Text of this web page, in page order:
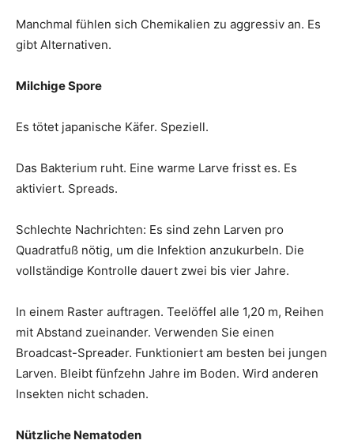
Manchmal fühlen sich Chemikalien zu aggressiv an. Es
gibt Alternativen.
Milchige Spore
Es tötet japanische Käfer. Speziell.
Das Bakterium ruht. Eine warme Larve frisst es. Es
aktiviert. Spreads.
Schlechte Nachrichten: Es sind zehn Larven pro
Quadratfuß nötig, um die Infektion anzukurbeln. Die
vollständige Kontrolle dauert zwei bis vier Jahre.
In einem Raster auftragen. Teelöffel alle 1,20 m, Reihen
mit Abstand zueinander. Verwenden Sie einen
Broadcast-Spreader. Funktioniert am besten bei jungen
Larven. Bleibt fünfzehn Jahre im Boden. Wird anderen
Insekten nicht schaden.
Nützliche Nematoden